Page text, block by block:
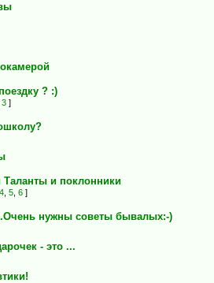
? :)
3 ]
и поклонники
4 5 6 ]
нужны советы бывалых:-)
- это ...